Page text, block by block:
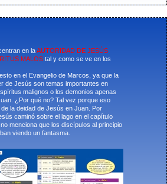
en laAUTORIDAD DE JESÚS
MALOS tal y como se ve en los
en el Evangelio de Marcos, ya que la
de Jesús son temas importantes en
malignos o los demonios apenas
¿Por qué no? Tal vez porque eso
la deidad de Jesús en Juan. Por
caminó sobre el lago en el capítulo
menciona que los discípulos al principio
viendo un fantasma.